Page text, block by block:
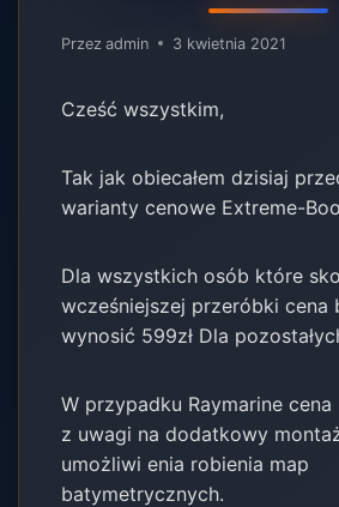
Przez admin 3 kwietnia 2021
Cześć wszystkim,
Tak jak obiecałem dzisiaj
warianty cenowe Extreme-
Dla wszystkich osób które
wcześniejszej przeróbki cena
wynosić 599zł Dla
W przypadku Raymarine
z uwagi na dodatkowy
umożliwi enia robienia map
batymetrycznych.